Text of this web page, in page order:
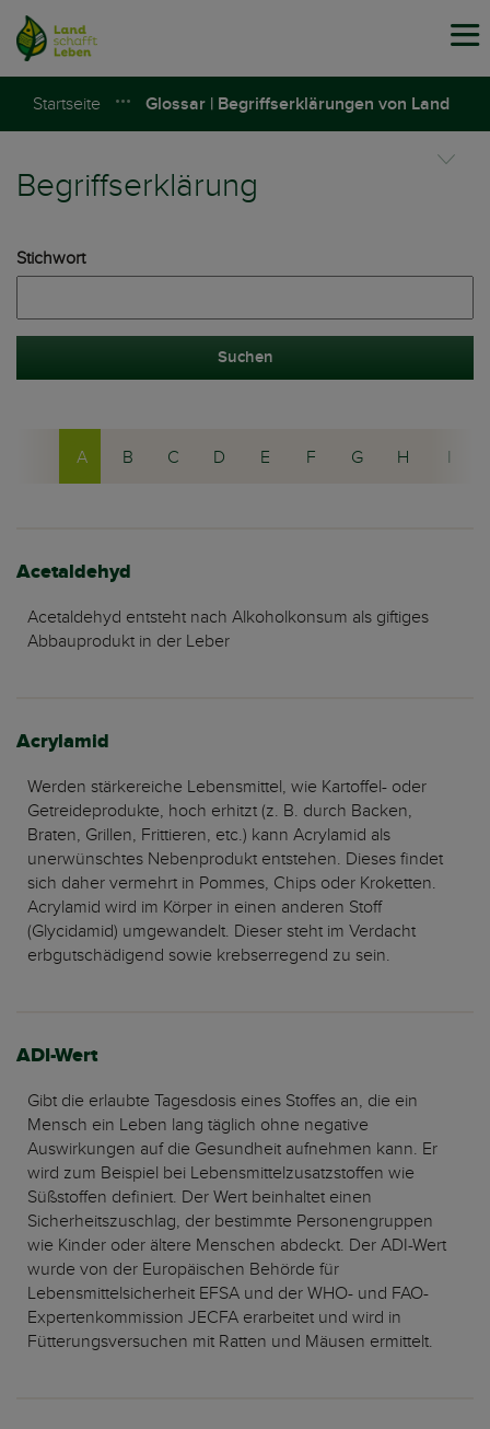
Startseite Glossar | Begriffserklärungen von Land
Begriffserklärung
Stichwort
Suchen
A B C D E F G H I
Acetaldehyd
Acetaldehyd entsteht nach Alkoholkonsum als giftiges
Abbauprodukt in der Leber
Acrylamid
Werden stärkereiche Lebensmittel, wie Kartoffel- oder
Getreideprodukte, hoch erhitzt (z. B. durch Backen,
Braten, Grillen, Frittieren, etc.) kann Acrylamid als
unerwünschtes Nebenprodukt entstehen. Dieses findet
sich daher vermehrt in Pommes, Chips oder Kroketten.
Acrylamid wird im Körper in einen anderen Stoff
(Glycidamid) umgewandelt. Dieser steht im Verdacht
erbgutschädigend sowie krebserregend zu sein.
ADI-Wert
Gibt die erlaubte Tagesdosis eines Stoffes an, die ein
Mensch ein Leben lang täglich ohne negative
Auswirkungen auf die Gesundheit aufnehmen kann. Er
wird zum Beispiel bei Lebensmittelzusatzstoffen wie
Süßstoffen definiert. Der Wert beinhaltet einen
Sicherheitszuschlag, der bestimmte Personengruppen
wie Kinder oder ältere Menschen abdeckt. Der ADI-Wert
wurde von der Europäischen Behörde für
Lebensmittelsicherheit EFSA und der WHO- und FAO-
Expertenkommission JECFA erarbeitet und wird in
Fütterungsversuchen mit Ratten und Mäusen ermittelt.